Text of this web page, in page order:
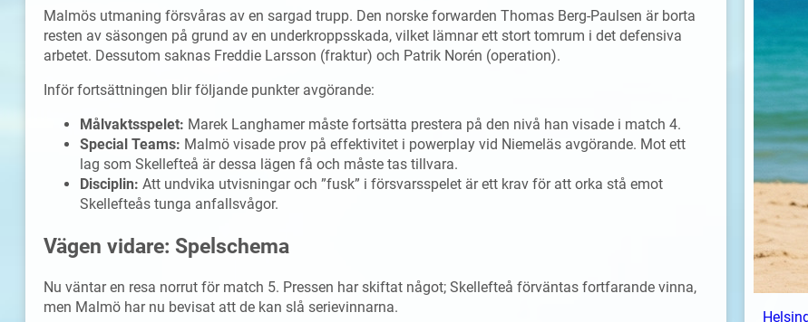
Malmös utmaning försvåras av en sargad trupp. Den norske forwarden Thomas Berg-Paulsen är borta
resten av säsongen på grund av en underkroppsskada, vilket lämnar ett stort tomrum i det defensiva
arbetet. Dessutom saknas Freddie Larsson (fraktur) och Patrik Norén (operation).
Inför fortsättningen blir följande punkter avgörande:
Målvaktsspelet: Marek Langhamer måste fortsätta prestera på den nivå han visade i match 4.
Special Teams: Malmö visade prov på effektivitet i powerplay vid Niemeläs avgörande. Mot ett
lag som Skellefteå är dessa lägen få och måste tas tillvara.
Disciplin: Att undvika utvisningar och ”fusk” i försvarsspelet är ett krav för att orka stå emot
Skellefteås tunga anfallsvågor.
Vägen vidare: Spelschema
Nu väntar en resa norrut för match 5. Pressen har skiftat något; Skellefteå förväntas fortfarande vinna,
men Malmö har nu bevisat att de kan slå serievinnarna.